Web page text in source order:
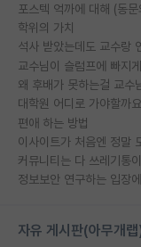
학위의 가치
석사 받았는데도 교수랑
교수님이 슬럼프에 빠지
대학원 어디로 가야할까
편애 하는 방법
이사이트가 처음엔 정말
커뮤니티는 다 쓰레기통이
자유 게시판(아무개